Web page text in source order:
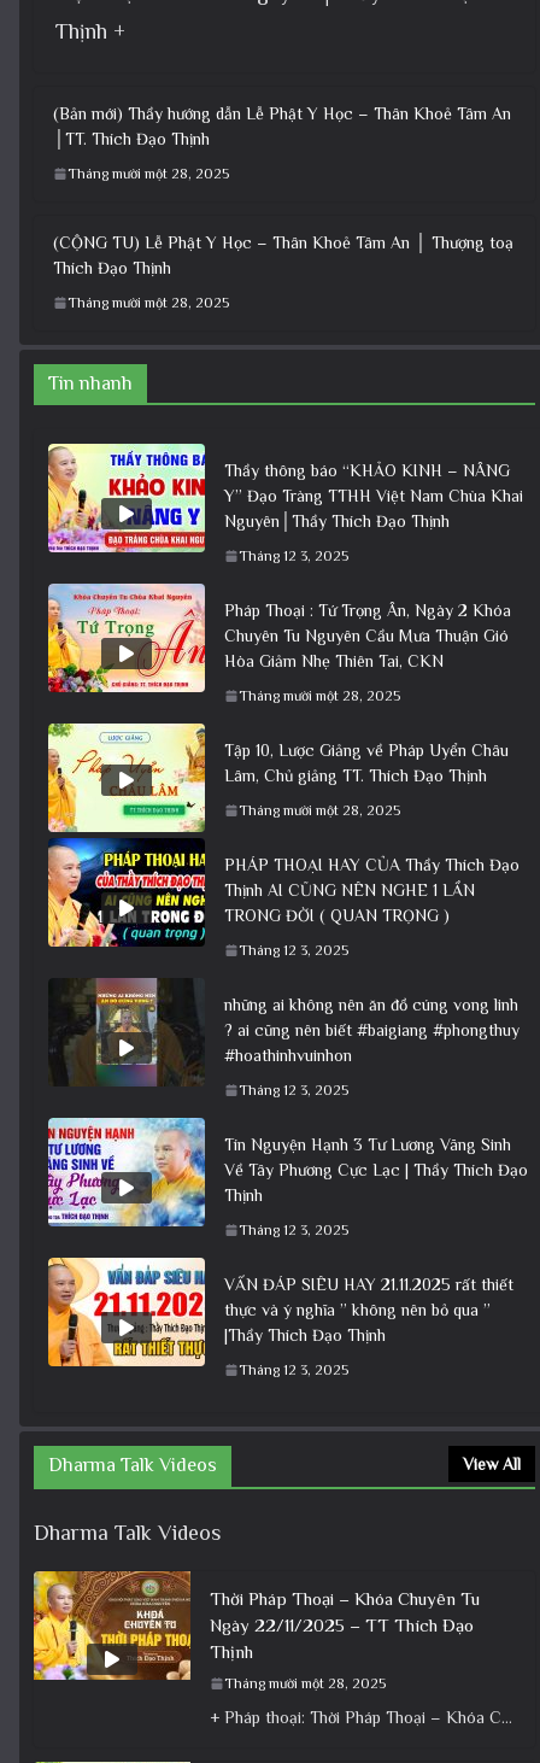
Thịnh +
(Bản mới) Thầy hướng dẫn Lễ Phật Y Học – Thân Khoẻ Tâm An
│TT. Thích Đạo Thịnh
Tháng mười một 28, 2025
(CỘNG TU) Lễ Phật Y Học – Thân Khoẻ Tâm An │ Thượng toạ
Thích Đạo Thịnh
Tháng mười một 28, 2025
Tin nhanh
Thầy thông báo “KHẢO KINH – NÂNG
Y” Đạo Tràng TTHH Việt Nam Chùa Khai
Nguyên│Thầy Thích Đạo Thịnh
Tháng 12 3, 2025
Pháp Thoại : Tứ Trọng Ân, Ngày 2 Khóa
Chuyên Tu Nguyên Cầu Mưa Thuận Gió
Hòa Giảm Nhẹ Thiên Tai, CKN
Tháng mười một 28, 2025
Tập 10, Lược Giảng về Pháp Uyển Châu
Lâm, Chủ giảng TT. Thích Đạo Thịnh
Tháng mười một 28, 2025
PHÁP THOẠI HAY CỦA Thầy Thích Đạo
Thịnh AI CŨNG NÊN NGHE 1 LẦN
TRONG ĐỜI ( QUAN TRỌNG )
Tháng 12 3, 2025
những ai không nên ăn đồ cúng vong linh
? ai cũng nên biết #baigiang #phongthuy
#hoathinhvuinhon
Tháng 12 3, 2025
Tín Nguyện Hạnh 3 Tư Lương Vãng Sinh
Về Tây Phương Cực Lạc | Thầy Thích Đạo
Thịnh
Tháng 12 3, 2025
VẤN ĐÁP SIÊU HAY 21.11.2025 rất thiết
thực và ý nghĩa ” không nên bỏ qua ”
|Thầy Thích Đạo Thịnh
Tháng 12 3, 2025
Dharma Talk Videos View All
Dharma Talk Videos
Thời Pháp Thoại – Khóa Chuyên Tu
Ngày 22/11/2025 – TT Thích Đạo
Thịnh
Tháng mười một 28, 2025
+ Pháp thoại: Thời Pháp Thoại – Khóa Chuyên Tu Ngày 22/11/2025 – TT Thích Đạo Thịnh + Album: Pháp